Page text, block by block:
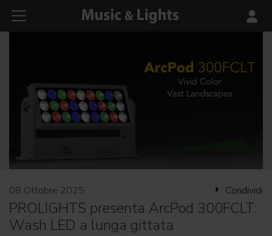
08 Ottobre 2025 Condividi
PROLIGHTS presenta ArcPod 300FCLT:
Wash LED a lunga gittata